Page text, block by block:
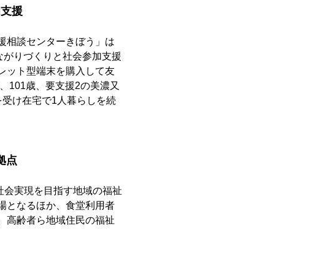
援
相談センターきぼう」は
りづくりと社会参加支援
ット型端末を購入して友
101歳、要支援2の美濃又
け在宅で1人暮らしを続
点
実現を目指す地域の福祉
となるほか、食堂利用者
高齢者ら地域住民の福祉